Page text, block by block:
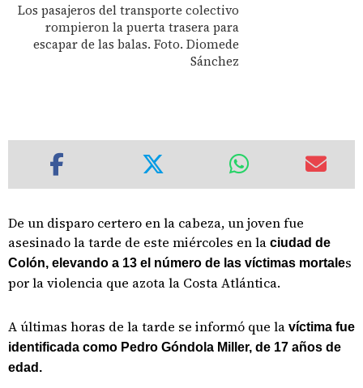
Los pasajeros del transporte colectivo
rompieron la puerta trasera para
escapar de las balas. Foto. Diomede
Sánchez
De un disparo certero en la cabeza, un joven fue
asesinado la tarde de este miércoles en la ciudad de
Colón, elevando a 13 el número de las víctimas mortales
por la violencia que azota la Costa Atlántica.
A últimas horas de la tarde se informó que la víctima fue
identificada como Pedro Góndola Miller, de 17 años de
edad.